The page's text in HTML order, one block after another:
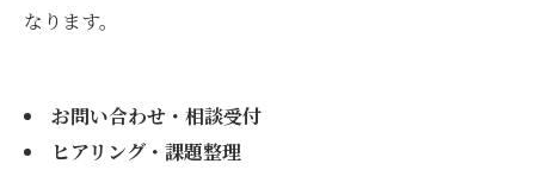
なります。
お問い合わせ・相談受付
ヒアリング・課題整理